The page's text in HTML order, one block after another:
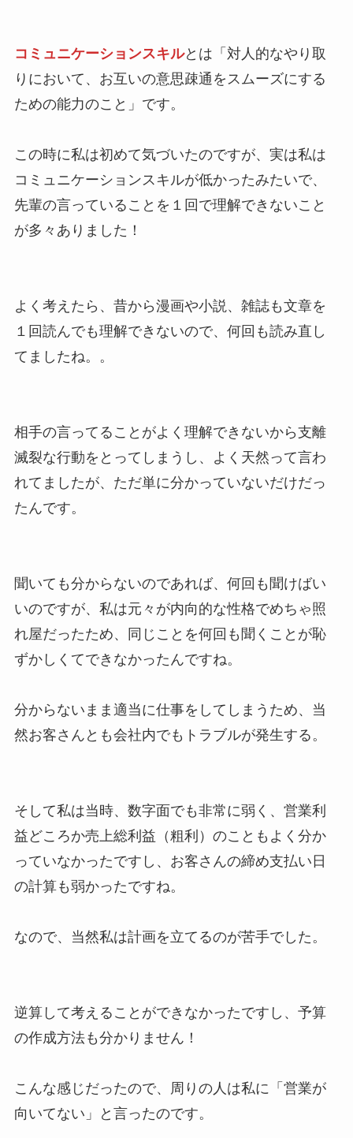
コミュニケーションスキルとは「対人的なやり取
りにおいて、お互いの意思疎通をスムーズにする
ための能力のこと」です。
この時に私は初めて気づいたのですが、実は私は
コミュニケーションスキルが低かったみたいで、
先輩の言っていることを１回で理解できないこと
が多々ありました！
よく考えたら、昔から漫画や小説、雑誌も文章を
１回読んでも理解できないので、何回も読み直し
てましたね。。
相手の言ってることがよく理解できないから支離
滅裂な行動をとってしまうし、よく天然って言わ
れてましたが、ただ単に分かっていないだけだっ
たんです。
聞いても分からないのであれば、何回も聞けばい
いのですが、私は元々が内向的な性格でめちゃ照
れ屋だったため、同じことを何回も聞くことが恥
ずかしくてできなかったんですね。
分からないまま適当に仕事をしてしまうため、当
然お客さんとも会社内でもトラブルが発生する。
そして私は当時、数字面でも非常に弱く、営業利
益どころか売上総利益（粗利）のこともよく分か
っていなかったですし、お客さんの締め支払い日
の計算も弱かったですね。
なので、当然私は計画を立てるのが苦手でした。
逆算して考えることができなかったですし、予算
の作成方法も分かりません！
こんな感じだったので、周りの人は私に「営業が
向いてない」と言ったのです。